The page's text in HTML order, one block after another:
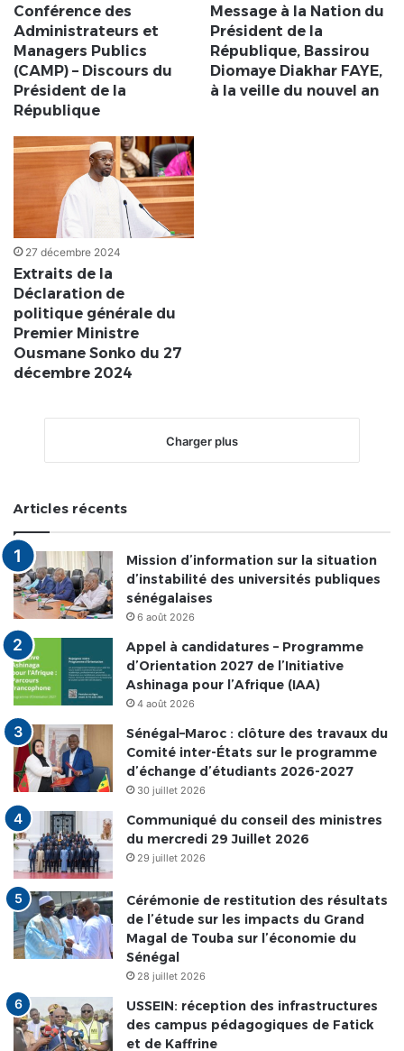
Conférence des
Administrateurs et
Managers Publics
(CAMP) – Discours du
Président de la
République
Message à la Nation du
Président de la
République, Bassirou
Diomaye Diakhar FAYE,
à la veille du nouvel an
27 décembre 2024
Extraits de la
Déclaration de
politique générale du
Premier Ministre
Ousmane Sonko du 27
décembre 2024
Charger plus
Articles récents
Mission d’information sur la situation
d’instabilité des universités publiques
sénégalaises
6 août 2026
Appel à candidatures – Programme
d’Orientation 2027 de l’Initiative
Ashinaga pour l’Afrique (IAA)
4 août 2026
Sénégal–Maroc : clôture des travaux du
Comité inter-États sur le programme
d’échange d’étudiants 2026-2027
30 juillet 2026
Communiqué du conseil des ministres
du mercredi 29 Juillet 2026
29 juillet 2026
Cérémonie de restitution des résultats
de l’étude sur les impacts du Grand
Magal de Touba sur l’économie du
Sénégal
28 juillet 2026
USSEIN: réception des infrastructures
des campus pédagogiques de Fatick
et de Kaffrine